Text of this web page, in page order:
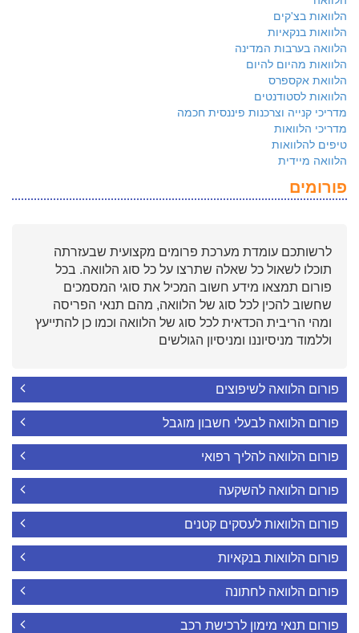
הלוואות בצ'קים
הלוואות בנקאיות
הלוואה בערבות המדינה
הלוואות מהיום להיום
הלוואת אקספרס
הלוואות לסטודנטים
מדריכי קנייה וצרכנות פיננסית חכמה
מדריכי הלוואות
טיפים להלוואות
הלוואה מיידית
פורומים
לרשותכם עומדת מערכת פרומים מקצועית שבעזרתה
תוכלו לשאול כל שאלה שתרצו על כל סוג הלוואה. בכל
פורום תמצאו מידע חשוב המכיל את סוגי המסמכים
שחשוב להכין לכל סוג של הלוואה, מהם תנאי הפריסה
ומהי הריבית הכדאית לכל סוג של הלוואה וכמו כן להתייעץ
וללמוד מניסיוננו ומניסיון הגולשים
פורום הלוואה לשיפוצים
פורום הלוואה לבעלי חשבון מוגבל
פורום הלוואה להליך רפואי
פורום הלוואה להשקעה
פורום הלוואות לעסקים קטנים
פורום הלוואות בנקאיות
פורום הלוואה לחתונה
פורום תנאי מימון לרכישת רכב